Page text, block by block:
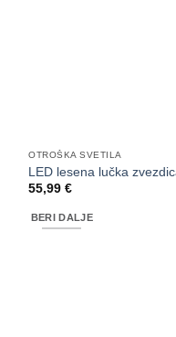
OTROŠKA SVETILA
LED lesena lučka
55,99€
BERI DALJE